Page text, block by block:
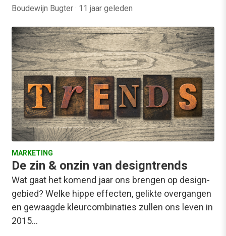
Boudewijn Bugter · 11 jaar geleden
MARKETING
De zin & onzin van designtrends
Wat gaat het komend jaar ons brengen op design-
gebied? Welke hippe effecten, gelikte overgangen
en gewaagde kleurcombinaties zullen ons leven in
2015…